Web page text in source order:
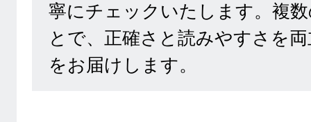
寧にチェックいたします。複
とで、正確さと読みやすさを
をお届けします。